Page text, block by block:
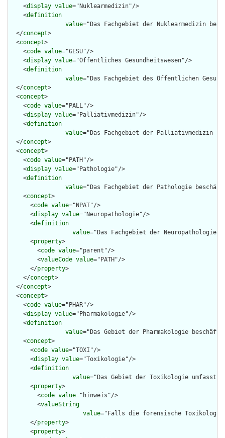
    <
display value="Nuklearmedizin"/>
    <
definition
value="Das Fachgebiet der Nuklearmedizin
  </
concept>
  <
concept>
    <
code value="GESU"/>
    <
display value="Öffentliches Gesundheitswesen"/>
    <
definition
value="Das Fachgebiet des Öffentlichen
  </
concept>
  <
concept>
    <
code value="PALL"/>
    <
display value="Palliativmedizin"/>
    <
definition
value="Das Fachgebiet der Palliativmedizin
  </
concept>
  <
concept>
    <
code value="PATH"/>
    <
display value="Pathologie"/>
    <
definition
value="Das Fachgebiet der Pathologie
    <
concept>
      <
code value="NPAT"/>
      <
display value="Neuropathologie"/>
      <
definition
value="Das Fachgebiet der Neuropathologie
      <
property>
        <
code value="parent"/>
        <
valueCode value="PATH"/>
      </
property>
    </
concept>
  </
concept>
  <
concept>
    <
code value="PHAR"/>
    <
display value="Pharmakologie"/>
    <
definition
value="Das Gebiet der Pharmakologie
    <
concept>
      <
code value="TOXI"/>
      <
display value="Toxikologie"/>
      <
definition
value="Das Gebiet der Toxikologie umfasst
      <
property>
        <
code value="hinweis"/>
        <
valueString
value="Falls die forensische
      </
property>
      <
property>